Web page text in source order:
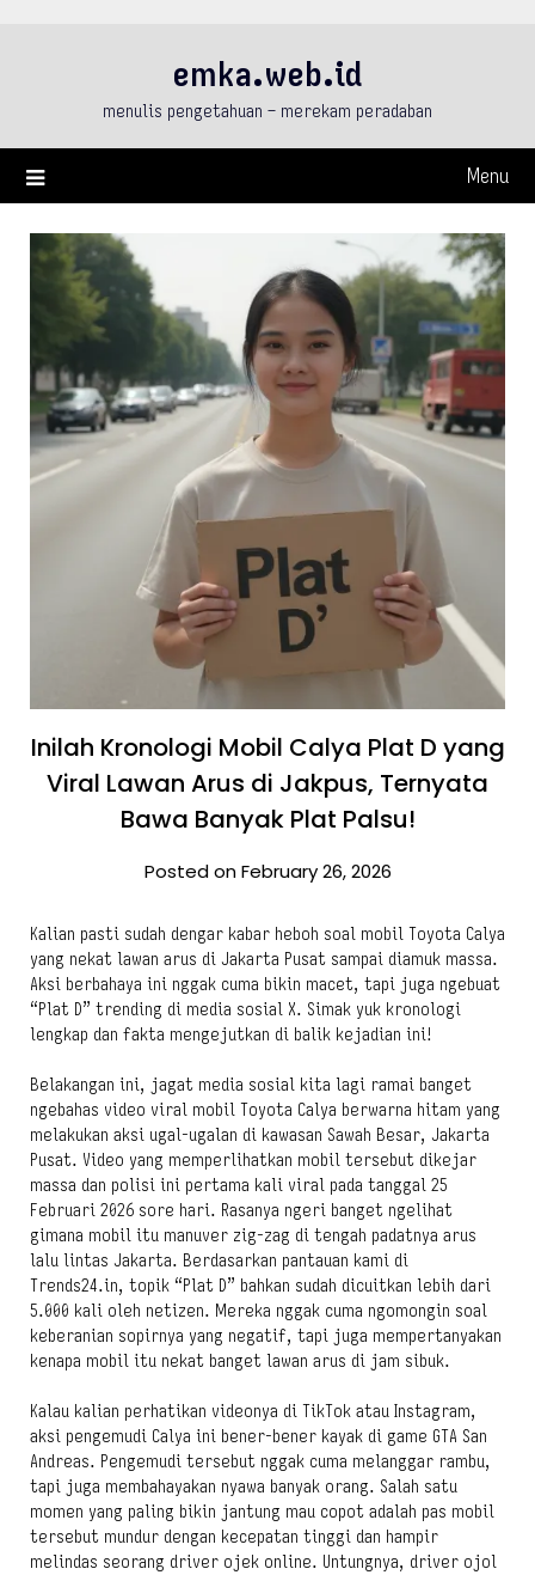
emka.web.id
menulis pengetahuan – merekam peradaban
Menu
Inilah Kronologi Mobil Calya Plat D yang
Viral Lawan Arus di Jakpus, Ternyata
Bawa Banyak Plat Palsu!
Posted on February 26, 2026
Kalian pasti sudah dengar kabar heboh soal mobil Toyota Calya
yang nekat lawan arus di Jakarta Pusat sampai diamuk massa.
Aksi berbahaya ini nggak cuma bikin macet, tapi juga ngebuat
“Plat D” trending di media sosial X. Simak yuk kronologi
lengkap dan fakta mengejutkan di balik kejadian ini!
Belakangan ini, jagat media sosial kita lagi ramai banget
ngebahas video viral mobil Toyota Calya berwarna hitam yang
melakukan aksi ugal-ugalan di kawasan Sawah Besar, Jakarta
Pusat. Video yang memperlihatkan mobil tersebut dikejar
massa dan polisi ini pertama kali viral pada tanggal 25
Februari 2026 sore hari. Rasanya ngeri banget ngelihat
gimana mobil itu manuver zig-zag di tengah padatnya arus
lalu lintas Jakarta. Berdasarkan pantauan kami di
Trends24.in, topik “Plat D” bahkan sudah dicuitkan lebih dari
5.000 kali oleh netizen. Mereka nggak cuma ngomongin soal
keberanian sopirnya yang negatif, tapi juga mempertanyakan
kenapa mobil itu nekat banget lawan arus di jam sibuk.
Kalau kalian perhatikan videonya di TikTok atau Instagram,
aksi pengemudi Calya ini bener-bener kayak di game GTA San
Andreas. Pengemudi tersebut nggak cuma melanggar rambu,
tapi juga membahayakan nyawa banyak orang. Salah satu
momen yang paling bikin jantung mau copot adalah pas mobil
tersebut mundur dengan kecepatan tinggi dan hampir
melindas seorang driver ojek online. Untungnya, driver ojol